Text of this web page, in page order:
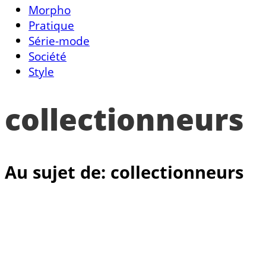
Morpho
Pratique
Série-mode
Société
Style
collectionneurs
Au sujet de: collectionneurs